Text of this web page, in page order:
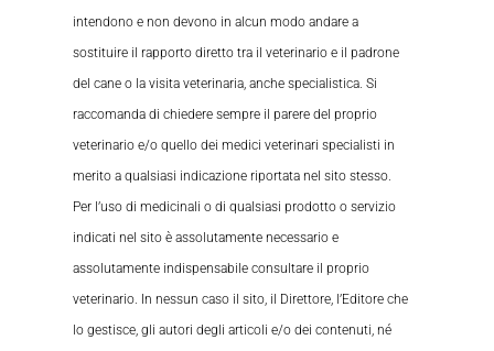
intendono e non devono in alcun modo andare a
sostituire il rapporto diretto tra il veterinario e il padrone
del cane o la visita veterinaria, anche specialistica. Si
raccomanda di chiedere sempre il parere del proprio
veterinario e/o quello dei medici veterinari specialisti in
merito a qualsiasi indicazione riportata nel sito stesso.
Per l’uso di medicinali o di qualsiasi prodotto o servizio
indicati nel sito è assolutamente necessario e
assolutamente indispensabile consultare il proprio
veterinario. In nessun caso il sito, il Direttore, l’Editore che
lo gestisce, gli autori degli articoli e/o dei contenuti, né